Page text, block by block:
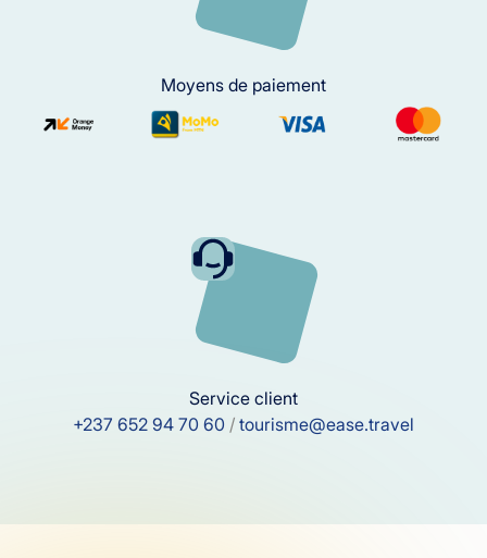
Moyens de paiement
Service client
+237 652 94 70 60 / tourisme@ease.travel